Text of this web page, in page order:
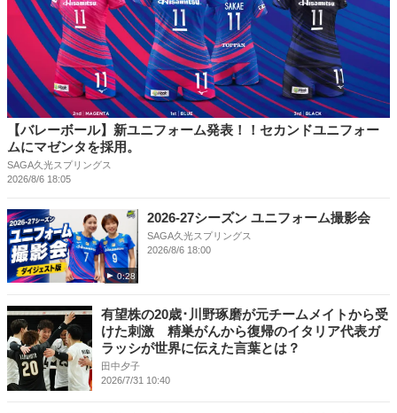
【バレーボール】新ユニフォーム発表！！セカンドユニフォー
ムにマゼンタを採用。
SAGA久光スプリングス
2026/8/6 18:05
0:28
2026-27シーズン ユニフォーム撮影会
SAGA久光スプリングス
2026/8/6 18:00
有望株の20歳･川野琢磨が元チームメイトから受
けた刺激 精巣がんから復帰のイタリア代表ガ
ラッシが世界に伝えた言葉とは？
田中夕子
2026/7/31 10:40